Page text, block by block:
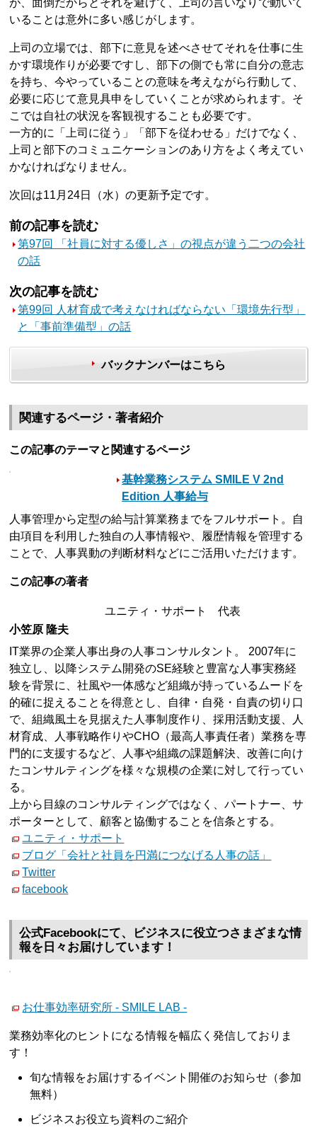
が、面倒だからとそれを避けて、上司の言いなりで動いて
いることは意外に多い感じがします。
上司の立場では、部下に意見を述べさせてそれを仕事に生
かす環境作りが必要ですし、部下の側でも常に自分の意志
を持ち、今やっていることの意味を考えながら行動して、
必要に応じて意見具申をしていくことが求められます。そ
こでは自社の状況を客観視することも必要です。
一方的に「上司に従う」「部下を従わせる」だけでなく、
上司と部下のコミュニケーションのあり方をよく考えてい
かなければなりません。
次回は11月24日（水）の更新予定です。
前の記事を読む
第97回 「社員に対する優しさ」の視点が違う二つの会社
の話
次の記事を読む
第99回 人材育成で考えなければならない「環境先行型」
と「事前準備型」の話
バックナンバーはこちら
関連するページ・著者紹介
この記事のテーマと関連するページ
基幹業務システム SMILE V 2nd
Edition 人事給与
人事管理から定型の給与計算業務までをフルサポート。自
由項目を利用した独自の人事情報や、履歴情報を管理する
ことで、人事異動の判断材料などにご活用いただけます。
この記事の著者
ユニティ・サポート 代表
小笠原 隆夫
IT業界の企業人事出身の人事コンサルタント。 2007年に
独立し、以降システム開発のSE経験と豊富な人事実務経
験を背景に、社風や一体感など組織が持っているムードを
的確に捉えることを得意とし、自律・自発・自責の切り口
で、組織風土を見据えた人事制度作り、採用活動支援、人
材育成、人事戦略作りやCHO（最高人事責任者）業務を専
門的に支援するなど、人事や組織の課題解決、改善に向け
たコンサルティングを様々な規模の企業に対して行ってい
る。
上から目線のコンサルティングではなく、パートナー、サ
ポーターとして、顧客と協働することを信条とする。
ユニティ・サポート
ブログ「会社と社員を円満につなげる人事の話」
Twitter
facebook
公式Facebookにて、ビジネスに役立つさまざまな情
報を日々お届けしています！
お仕事効率研究所 - SMILE LAB -
業務効率化のヒントになる情報を幅広く発信しておりま
す！
旬な情報をお届けするイベント開催のお知らせ（参加
無料）
ビジネスお役立ち資料のご紹介